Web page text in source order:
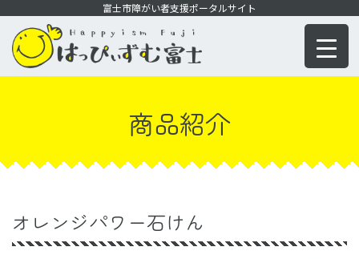
ン
動
富士市障がい者支援ポータルサイト
商品紹介
オレンジパワー石けん